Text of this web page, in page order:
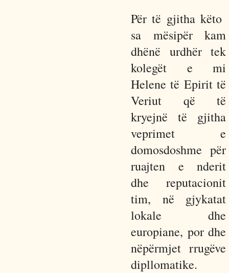
Për të gjitha këto
sa mësipër kam
dhënë urdhër tek
kolegët e mi
Helene të Epirit të
Veriut që të
kryejnë të gjitha
veprimet e
domosdoshme për
ruajten e nderit
dhe reputacionit
tim, në gjykatat
lokale dhe
europiane, por dhe
nëpërmjet rrugëve
dipllomatike.